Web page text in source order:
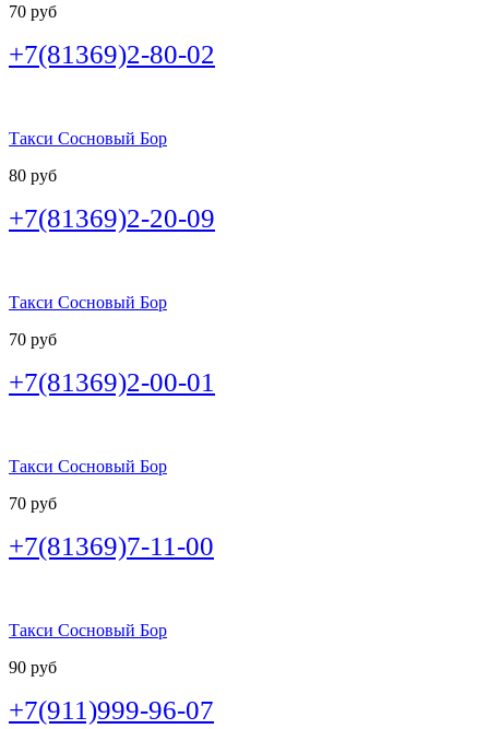
70 руб
+7(81369)2-80-02
Такси Сосновый Бор
80 руб
+7(81369)2-20-09
Такси Сосновый Бор
70 руб
+7(81369)2-00-01
Такси Сосновый Бор
70 руб
+7(81369)7-11-00
Такси Сосновый Бор
90 руб
+7(911)999-96-07